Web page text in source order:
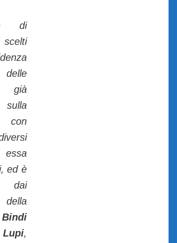
di
già
ed è
dai
della
,